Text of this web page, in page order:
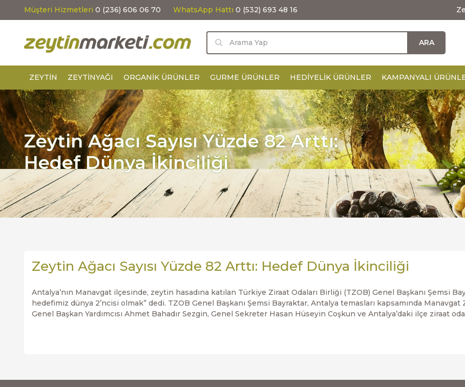
Müşteri Hizmetleri 0 (236) 606 06 70 WhatsApp Hattı 0 (532) 693 48 16
ARA
ZEYTIN ZEYTINYAĞI ORGANIK ÜRÜNLER GURME ÜRÜNLER HEDIYELIK ÜRÜNLER KAMPANYALI
Zeytin Ağacı Sayısı Yüzde 82 Arttı:
Hedef Dünya İkinciliği
Zeytin Ağacı Sayısı Yüzde 82 Arttı: Hedef Dünya İkinciliği
Antalya’nın Manavgat ilçesinde, zeytin hasadına katılan Türkiye Ziraat Odaları Birliği (TZOB) Genel Başkanı Şemsi
hedefimiz dünya 2’ncisi olmak” dedi. TZOB Genel Başkanı Şemsi Bayraktar, Antalya temasları kapsamında Manavgat
Genel Başkan Yardımcısı Ahmet Bahadır Sezgin, Genel Sekreter Hasan Hüseyin Coşkun ve Antalya’daki ilçe ziraat